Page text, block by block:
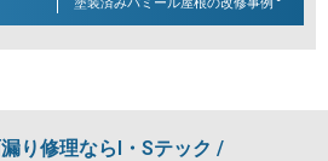
り修理ならI・Sテック /